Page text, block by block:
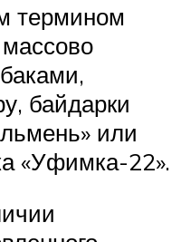
термином
байдарки
или
«Уфимка-22».